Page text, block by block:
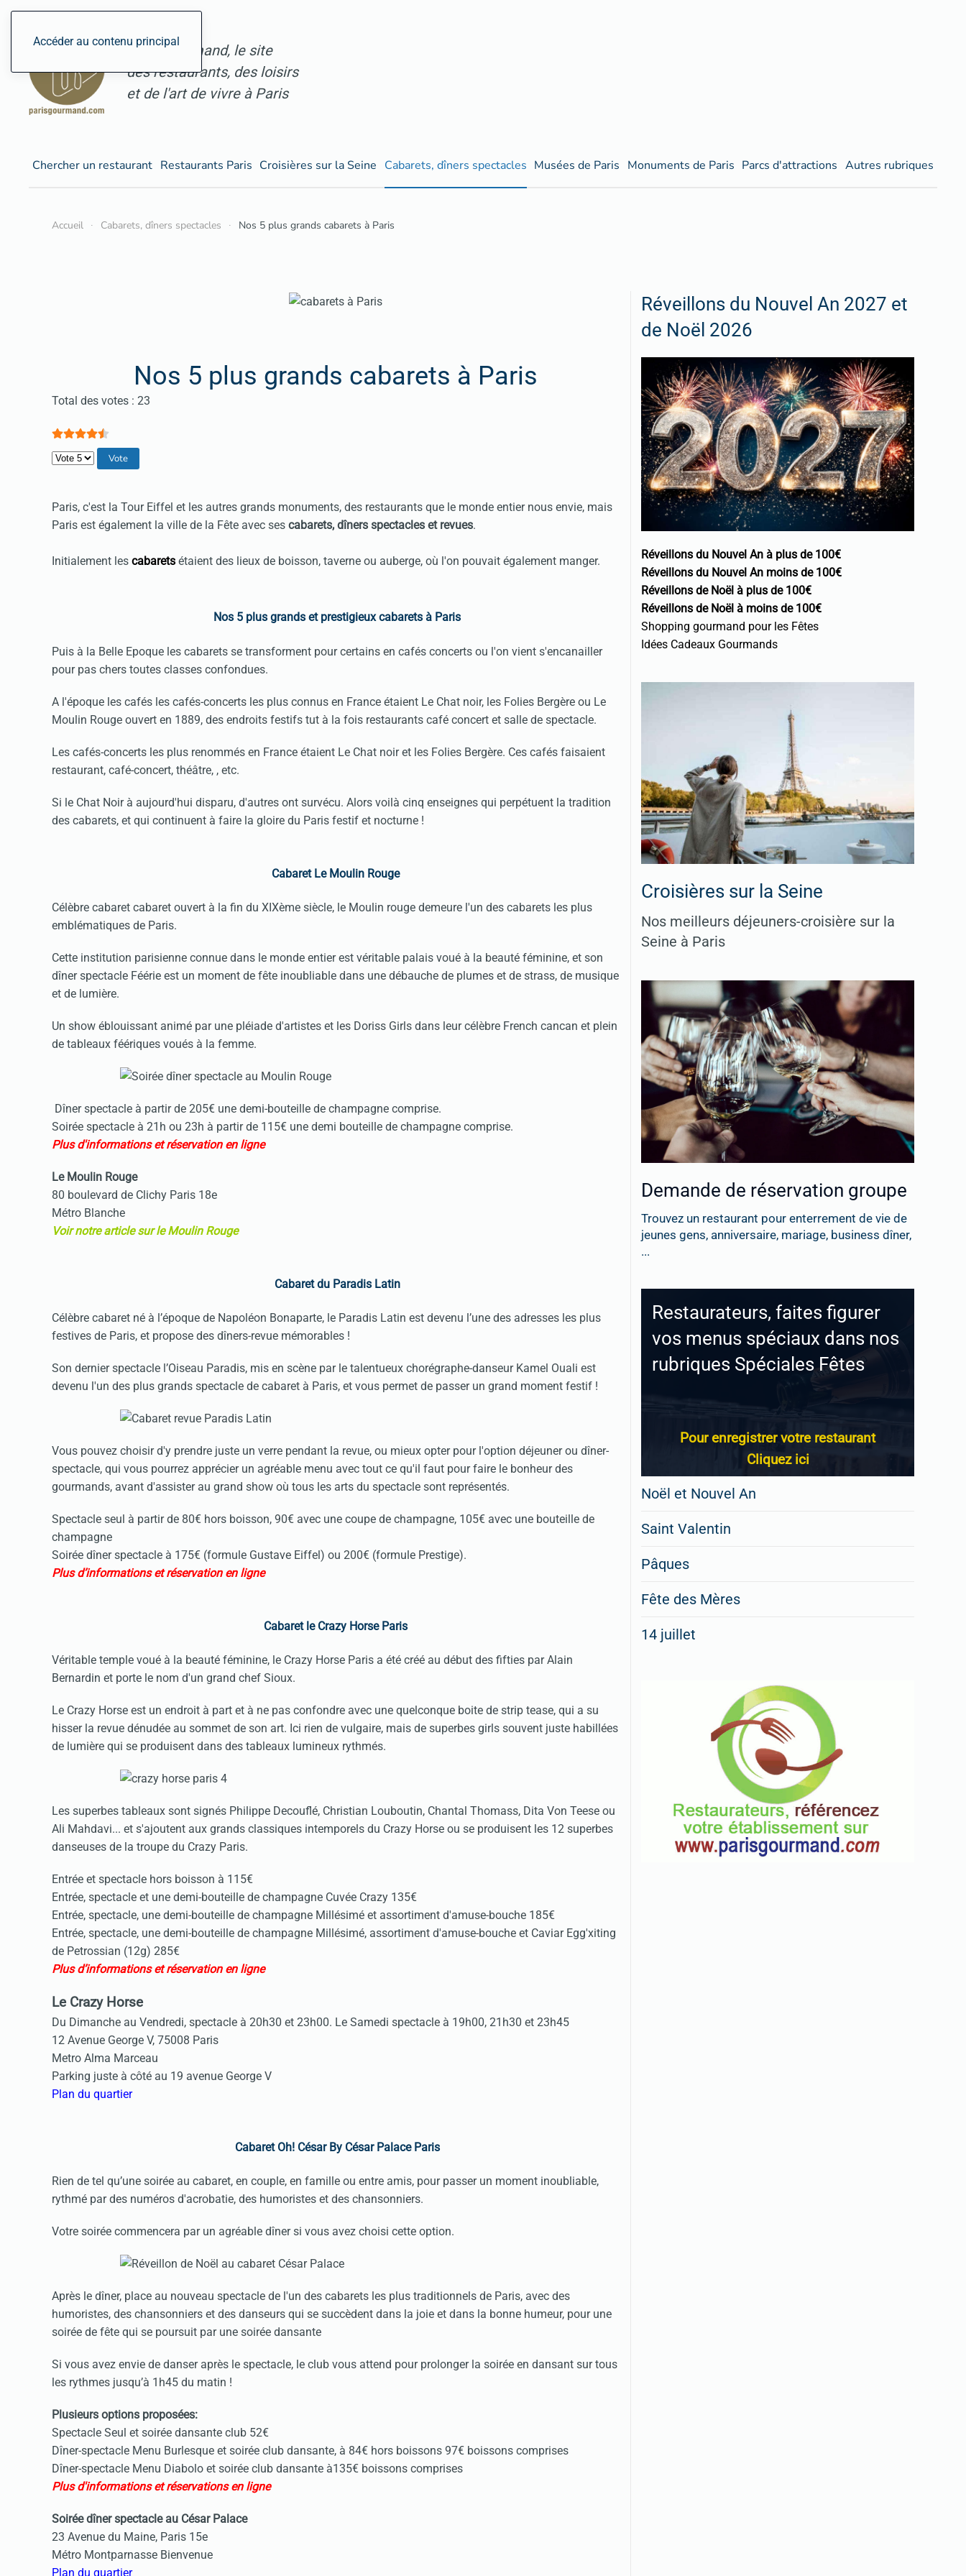
Accéder au contenu principal
ParisGourmand, le site
des restaurants, des loisirs
et de l'art de vivre à Paris
Chercher un restaurant Restaurants Paris Croisières sur la Seine Cabarets, dîners spectacles Musées de Paris Monuments de Paris Parcs d'attractions Autres rubriques
Accueil Cabarets, dîners spectacles Nos 5 plus grands cabarets à Paris
Nos 5 plus grands cabarets à Paris
Vote utilisateur:4.5/
Total des votes : 23
Veuillez voter
Paris, c'est la Tour Eiffel et les autres grands monuments, des restaurants que le monde entier nous envie, mais
Paris est également la ville de la Fête avec ses cabarets, dîners spectacles et revues.
Initialement les cabarets étaient des lieux de boisson, taverne ou auberge, où l'on pouvait également manger.
Nos 5 plus grands et prestigieux cabarets à Paris
Puis à la Belle Epoque les cabarets se transforment pour certains en cafés concerts ou l'on vient s'encanailler
pour pas chers toutes classes confondues.
A l'époque les cafés les cafés-concerts les plus connus en France étaient Le Chat noir, les Folies Bergère ou Le
Moulin Rouge ouvert en 1889, des endroits festifs tut à la fois restaurants café concert et salle de spectacle.
Les cafés-concerts les plus renommés en France étaient Le Chat noir et les Folies Bergère. Ces cafés faisaient
restaurant, café-concert, théâtre, , etc.
Si le Chat Noir à aujourd'hui disparu, d'autres ont survécu. Alors voilà cinq enseignes qui perpétuent la tradition
des cabarets, et qui continuent à faire la gloire du Paris festif et nocturne !
Cabaret Le Moulin Rouge
Célèbre cabaret cabaret ouvert à la fin du XIXème siècle, le Moulin rouge demeure l'un des cabarets les plus
emblématiques de Paris.
Cette institution parisienne connue dans le monde entier est véritable palais voué à la beauté féminine, et son
dîner spectacle Féérie est un moment de fête inoubliable dans une débauche de plumes et de strass, de musique
et de lumière.
Un show éblouissant animé par une pléiade d'artistes et les Doriss Girls dans leur célèbre French cancan et plein
de tableaux féériques voués à la femme.
Dîner spectacle à partir de 205€ une demi-bouteille de champagne comprise.
Soirée spectacle à 21h ou 23h à partir de 115€ une demi bouteille de champagne comprise.
Plus d'informations et réservation en ligne
Le Moulin Rouge
80 boulevard de Clichy Paris 18e
Métro Blanche
Voir notre article sur le Moulin Rouge
Cabaret du Paradis Latin
Célèbre cabaret né à l’époque de Napoléon Bonaparte, le Paradis Latin est devenu l’une des adresses les plus
festives de Paris, et propose des dîners-revue mémorables !
Son dernier spectacle l’Oiseau Paradis, mis en scène par le talentueux chorégraphe-danseur Kamel Ouali est
devenu l'un des plus grands spectacle de cabaret à Paris, et vous permet de passer un grand moment festif !
Vous pouvez choisir d'y prendre juste un verre pendant la revue, ou mieux opter pour l'option déjeuner ou dîner-
spectacle, qui vous pourrez apprécier un agréable menu avec tout ce qu'il faut pour faire le bonheur des
gourmands, avant d'assister au grand show où tous les arts du spectacle sont représentés.
Spectacle seul à partir de 80€ hors boisson, 90€ avec une coupe de champagne, 105€ avec une bouteille de
champagne
Soirée dîner spectacle à 175€ (formule Gustave Eiffel) ou 200€ (formule Prestige).
Plus d’informations et réservation en ligne
Cabaret le Crazy Horse Paris
Véritable temple voué à la beauté féminine, le Crazy Horse Paris a été créé au début des fifties par Alain
Bernardin et porte le nom d'un grand chef Sioux.
Le Crazy Horse est un endroit à part et à ne pas confondre avec une quelconque boite de strip tease, qui a su
hisser la revue dénudée au sommet de son art. Ici rien de vulgaire, mais de superbes girls souvent juste habillées
de lumière qui se produisent dans des tableaux lumineux rythmés.
Les superbes tableaux sont signés Philippe Decouflé, Christian Louboutin, Chantal Thomass, Dita Von Teese ou
Ali Mahdavi... et s'ajoutent aux grands classiques intemporels du Crazy Horse ou se produisent les 12 superbes
danseuses de la troupe du Crazy Paris.
Entrée et spectacle hors boisson à 115€
Entrée, spectacle et une demi-bouteille de champagne Cuvée Crazy 135€
Entrée, spectacle, une demi-bouteille de champagne Millésimé et assortiment d'amuse-bouche 185€
Entrée, spectacle, une demi-bouteille de champagne Millésimé, assortiment d'amuse-bouche et Caviar Egg'xiting
de Petrossian (12g) 285€
Plus d’informations et réservation en ligne
Le Crazy Horse
Du Dimanche au Vendredi, spectacle à 20h30 et 23h00. Le Samedi spectacle à 19h00, 21h30 et 23h45
12 Avenue George V, 75008 Paris
Metro Alma Marceau
Parking juste à côté au 19 avenue George V
Plan du quartier
Cabaret Oh! César By César Palace Paris
Rien de tel qu’une soirée au cabaret, en couple, en famille ou entre amis, pour passer un moment inoubliable,
rythmé par des numéros d'acrobatie, des humoristes et des chansonniers.
Votre soirée commencera par un agréable dîner si vous avez choisi cette option.
Après le dîner, place au nouveau spectacle de l'un des cabarets les plus traditionnels de Paris, avec des
humoristes, des chansonniers et des danseurs qui se succèdent dans la joie et dans la bonne humeur, pour une
soirée de fête qui se poursuit par une soirée dansante
Si vous avez envie de danser après le spectacle, le club vous attend pour prolonger la soirée en dansant sur tous
les rythmes jusqu’à 1h45 du matin !
Plusieurs options proposées:
Spectacle Seul et soirée dansante club 52€
Dîner-spectacle Menu Burlesque et soirée club dansante, à 84€ hors boissons 97€ boissons comprises
Dîner-spectacle Menu Diabolo et soirée club dansante à135€ boissons comprises
Plus d'informations et réservations en ligne
Soirée dîner spectacle au César Palace
23 Avenue du Maine, Paris 15e
Métro Montparnasse Bienvenue
Plan du quartier
Réveillons du Nouvel An 2027 et
de Noël 2026
Réveillons du Nouvel An à plus de 100€
Réveillons du Nouvel An moins de 100€
Réveillons de Noël à plus de 100€
Réveillons de Noël à moins de 100€
Shopping gourmand pour les Fêtes
Idées Cadeaux Gourmands
Croisières sur la Seine
Nos meilleurs déjeuners-croisière sur la
Seine à Paris
Demande de réservation groupe
Trouvez un restaurant pour enterrement de vie de
jeunes gens, anniversaire, mariage, business dîner,
...
Restaurateurs, faites figurer
vos menus spéciaux dans nos
rubriques Spéciales Fêtes
Pour enregistrer votre restaurant
Cliquez ici
Noël et Nouvel An
Saint Valentin
Pâques
Fête des Mères
14 juillet